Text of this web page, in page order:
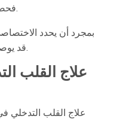
فحصها لأمراض القلب وتصلب الشرايين.
بمجرد أن يحدد
قد يوصي بالأدوية وتغييرات في نمط الحياة.
علاج القلب
علاج القلب التدخلي